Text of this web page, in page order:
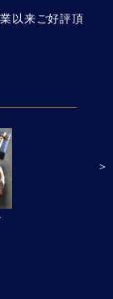
以来ご好評頂
＞